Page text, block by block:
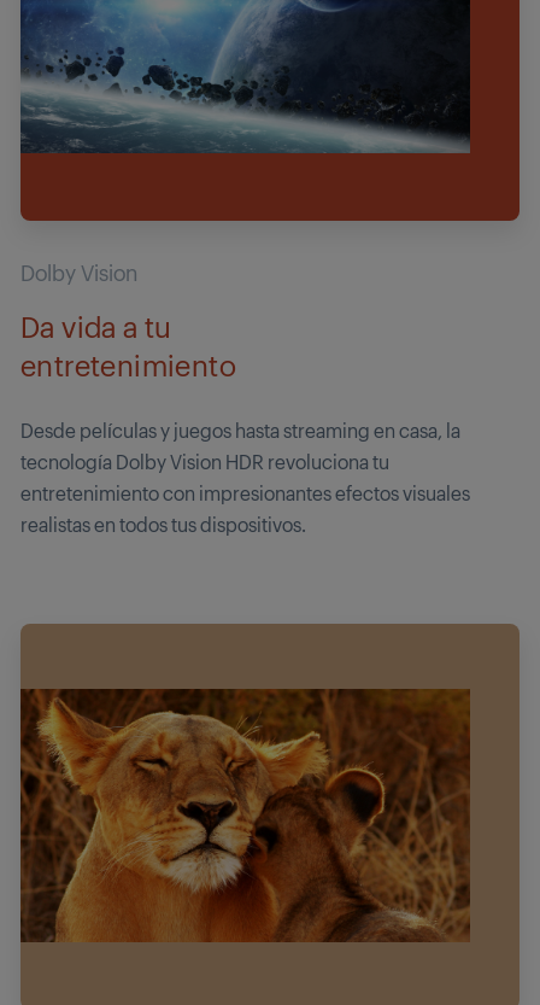
Dolby Vision
Da vida a tu
entretenimiento
Desde películas y juegos hasta streaming en casa, la
tecnología Dolby Vision HDR revoluciona tu
entretenimiento con impresionantes efectos visuales
realistas en todos tus dispositivos.